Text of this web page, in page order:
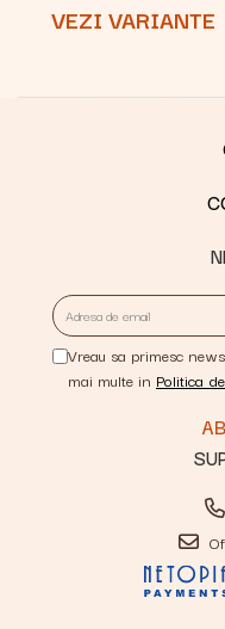
VEZI VARIANTE
Vreau sa primesc
mai multe in Politica